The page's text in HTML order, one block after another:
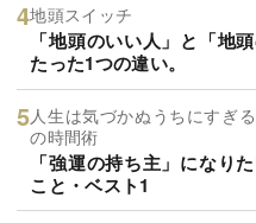
地頭スイッチ
「地頭のいい人」と「地
たった1つの違い。
人生は気づかぬうちにすぎ
の時間術
「強運の持ち主」になり
こと・ベスト1